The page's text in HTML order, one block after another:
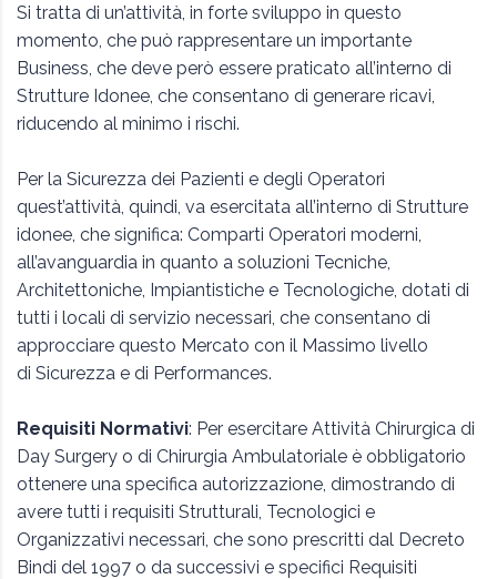
Si tratta di un’attività, in forte sviluppo in questo
momento, che può rappresentare un importante
Business, che deve però essere praticato all’interno di
Strutture Idonee, che consentano di generare ricavi,
riducendo al minimo i rischi.
Per la Sicurezza dei Pazienti e degli Operatori
quest’attività, quindi, va esercitata all’interno di Strutture
idonee, che significa: Comparti Operatori moderni,
all’avanguardia in quanto a soluzioni Tecniche,
Architettoniche, Impiantistiche e Tecnologiche, dotati di
tutti i locali di servizio necessari, che consentano di
approcciare questo Mercato con il Massimo livello
di Sicurezza e di Performances.
Requisiti Normativi: Per esercitare Attività Chirurgica di
Day Surgery o di Chirurgia Ambulatoriale è obbligatorio
ottenere una specifica autorizzazione, dimostrando di
avere tutti i requisiti Strutturali, Tecnologici e
Organizzativi necessari, che sono prescritti dal Decreto
Bindi del 1997 o da successivi e specifici Requisiti